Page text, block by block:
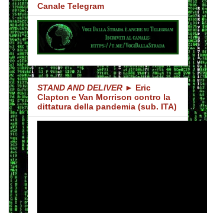
Canale Telegram
STAND AND DELIVER► Eric
Clapton e Van Morrison contro la
dittatura della pandemia (sub. ITA)